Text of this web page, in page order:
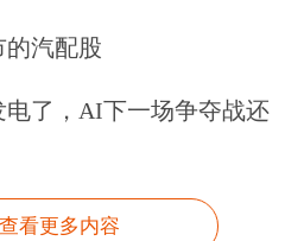
24。
峥以950亿财富首次
的汽配股
了，AI下一场争夺战还
看更多内容